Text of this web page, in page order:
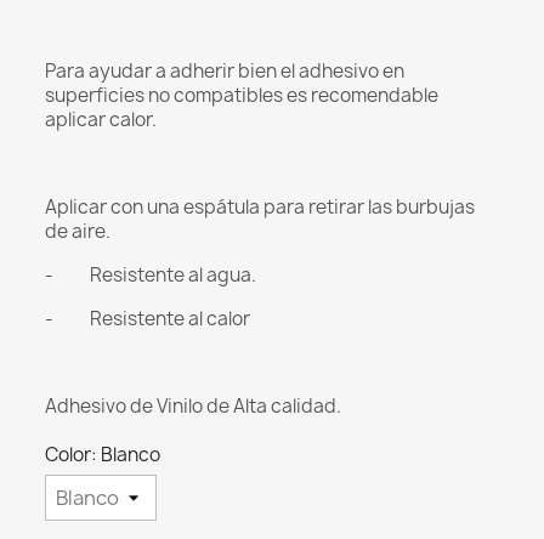
Para ayudar a adherir bien el adhesivo en
superficies no compatibles es recomendable
aplicar calor.
Aplicar con una espátula para retirar las burbujas
de aire.
- Resistente al agua.
- Resistente al calor
Adhesivo de Vinilo de Alta calidad.
Color: Blanco